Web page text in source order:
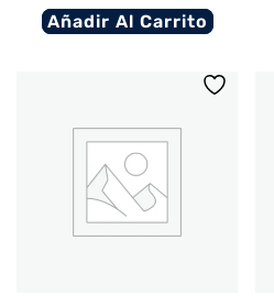
Añadir Al Carrito